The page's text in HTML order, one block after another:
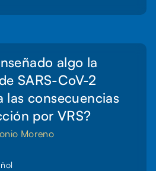
algo la
SARS-CoV-2
las consecuencias
por VRS?
Moreno